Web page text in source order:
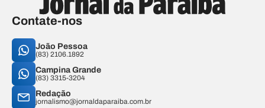
Contate-nos
João Pessoa
(83) 2106.1892
Campina Grande
(83) 3315-3204
Redação
jornalismo@jornaldaparaiba.com.br